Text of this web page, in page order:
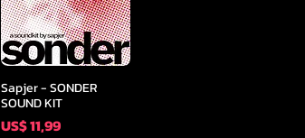
Snel overzicht
Sapjer - SONDER
SOUND KIT
Prijs
US$ 11,99